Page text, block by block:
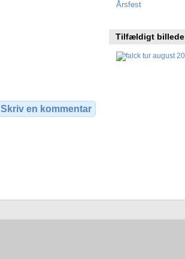
Skriv en kommentar
Årsfest
Tilfældigt billede